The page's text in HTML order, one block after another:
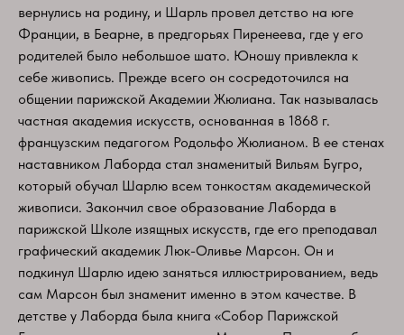
вернулись на родину, и Шарль провел детство на юге
Франции, в Беарне, в предгорьях Пиренеева, где у его
родителей было небольшое шато. Юношу привлекла к
себе живопись. Прежде всего он сосредоточился на
общении парижской Академии Жюлиана. Так называлась
частная академия искусств, основанная в 1868 г.
французским педагогом Родольфо Жюлианом. В ее стенах
наставником Лаборда стал знаменитый Вильям Бугро,
который обучал Шарлю всем тонкостям академической
живописи. Закончил свое образование Лаборда в
парижской Школе изящных искусств, где его преподавал
графический академик Люк-Оливье Марсон. Он и
подкинул Шарлю идею заняться иллюстрированием, ведь
сам Марсон был знаменит именно в этом качестве. В
детстве у Лаборда была книга «Собор Парижской